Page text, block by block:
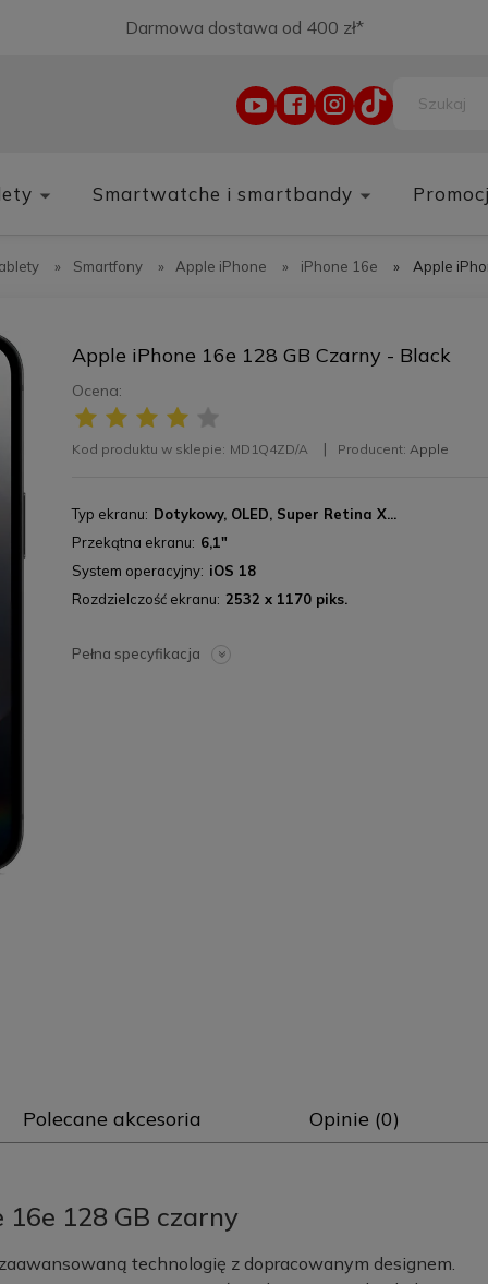
Darmowa dostawa od 400 zł*
Smartwatche i smartbandy
» Smartfony » Apple iPhone » iPhone 16e » Apple
Apple iPhone 16e 128 GB Czarny - Black
Ocena:
Kod produktu w sklepie: MD1Q4ZD/A Producent: Apple
Typ ekranu
Dotykowy, OLED, Super Retina X...
Przekątna ekranu
6,1"
System operacyjny iOS 18
Rozdzielczość ekranu 2532 x 1170 piks.
Pełna specyfikacja
Polecane akcesoria Opinie (0)
128 GB czarny
technologię z dopracowanym designem.